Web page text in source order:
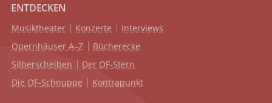
ENTDECKEN
Musiktheater Konzerte
Interviews
Opernhäuser A–Z
Bücherecke
Silberscheiben
Der OF-Stern
Die OF-Schnuppe
Kontrapunkt